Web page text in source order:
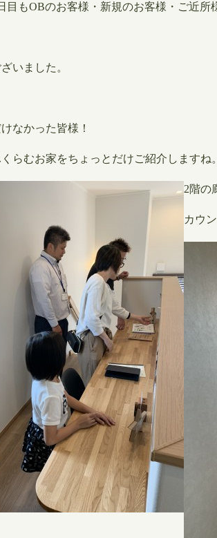
目もOBのお客様・新規のお客様・ご近所
いました。
なかった皆様！
らむお家をちょっとだけご紹介しますね
2階の
カウ